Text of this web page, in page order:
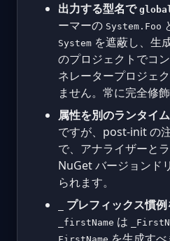
出力する型名で
ーマーの System.Foo
System を遮蔽し、生
のプロジェクトでコ
ネレータープロジェ
ません。常に完全修
属性を別のランタイ
ですが、post-init の
で、アナライザーと
NuGet バージョンド
られます。
プレフィックス慣
_firstName は